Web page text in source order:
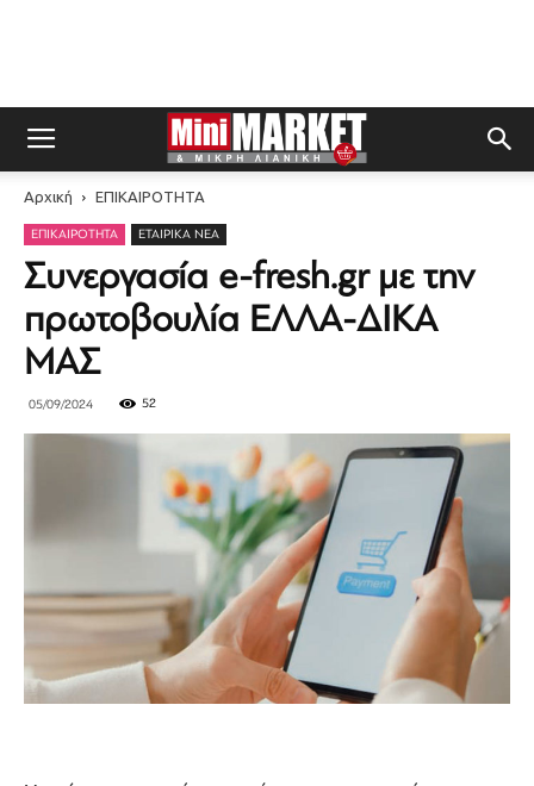
Αρχική ΕΠΙΚΑΙΡΟΤΗΤΑ
ΕΠΙΚΑΙΡΟΤΗΤΑ ΕΤΑΙΡΙΚΆ ΝΈΑ
Συνεργασία e-fresh.gr με την
πρωτοβουλία ΕΛΛΑ-ΔΙΚΑ
ΜΑΣ
05/09/2024 52